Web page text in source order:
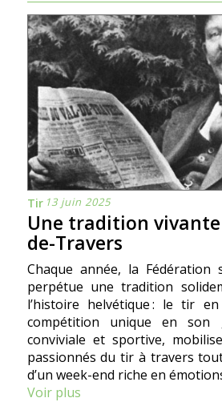
Tir 13 juin 2025
Une tradition vivante
de-Travers
Chaque année, la Fédération
perpétue une tradition
l’histoire helvétique : le tir en
compétition unique en
conviviale et sportive,
passionnés du tir à travers
d’un week-end riche en
Voir plus